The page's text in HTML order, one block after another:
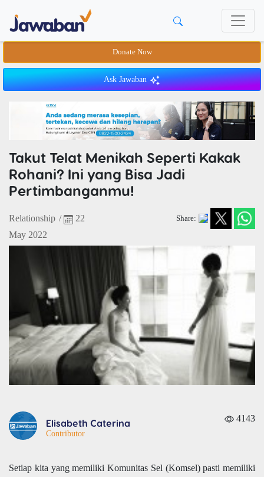
Donate Now
Ask Jawaban
Takut Telat Menikah Seperti Kakak
Rohani? Ini yang Bisa Jadi
Pertimbanganmu!
Relationship /
22
May 2022
Share:
Elisabeth Caterina
Contributor
4143
Setiap kita yang memiliki Komunitas Sel (Komsel) pasti memiliki